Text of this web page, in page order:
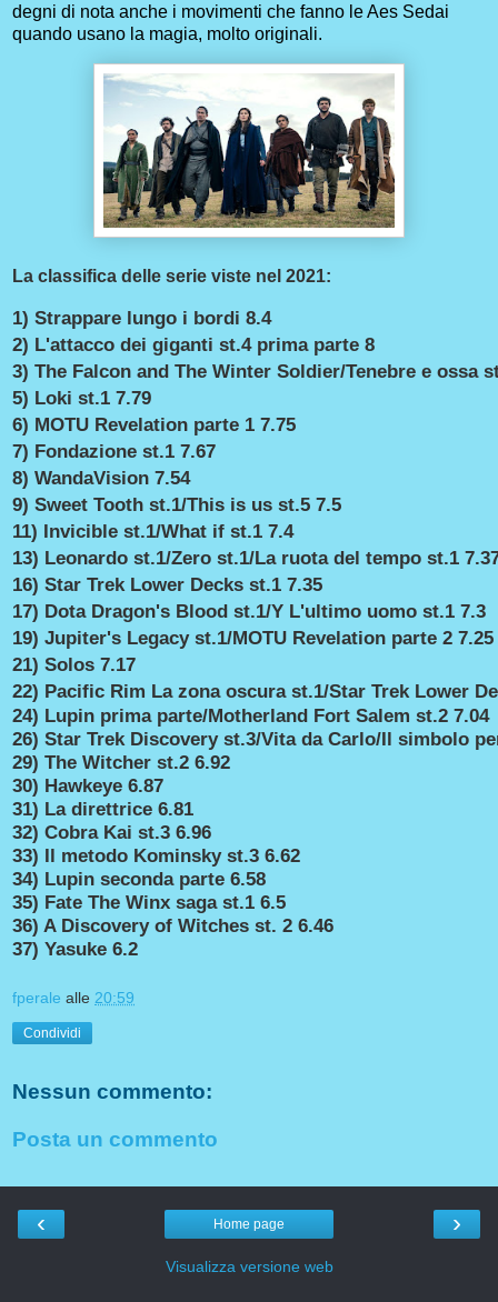
degni di nota anche i movimenti che fanno le Aes Sedai
quando usano la magia, molto originali.
La classifica delle serie viste nel 2021:
1) Strappare lungo i bordi 8.4
2) L'attacco dei giganti st.4 prima parte 8
3) The Falcon and The Winter Soldier/Tenebre e ossa
5) Loki st.1 7.79
6) MOTU Revelation parte 1 7.75
7) Fondazione st.1 7.67
8) WandaVision 7.54
9) Sweet Tooth st.1/This is us st.5 7.5
11) Invicible st.1/What if st.1 7.4
13) Leonardo st.1/Zero st.1/La ruota del tempo st.1
16) Star Trek Lower Decks st.1 7.35
17) Dota Dragon's Blood st.1/Y L'ultimo uomo st.1 7.3
19) Jupiter's Legacy st.1/MOTU Revelation parte 2 7.25
21) Solos 7.17
22) Pacific Rim La zona oscura st.1/Star Trek Lower
24) Lupin prima parte/Motherland Fort Salem st.2 7.04
26) Star Trek Discovery st.3/Vita da Carlo/Il simbolo
29) The Witcher st.2 6.92
30) Hawkeye 6.87
31) La direttrice 6.81
32) Cobra Kai st.3 6.96
33) Il metodo Kominsky st.3 6.62
34) Lupin seconda parte 6.58
35) Fate The Winx saga st.1 6.5
36) A Discovery of Witches st. 2 6.46
37) Yasuke 6.2
fperale alle 20:59
Condividi
Nessun commento:
Posta un commento
‹ ›
Home page
Visualizza versione web